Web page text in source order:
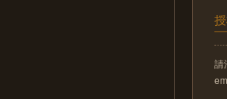
請